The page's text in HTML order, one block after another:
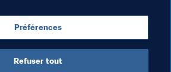
Netherlands Norway
UEFA
Préférences
Refuser tout